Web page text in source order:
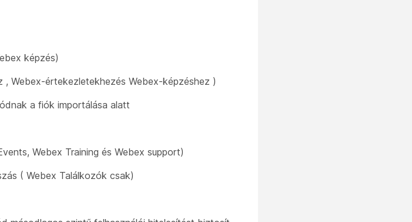
képzés)
, Webex-értekezletekhezés Webex-képzéshez )
a fiók importálása alatt
Webex Training és Webex support)
( Webex Találkozók csak)